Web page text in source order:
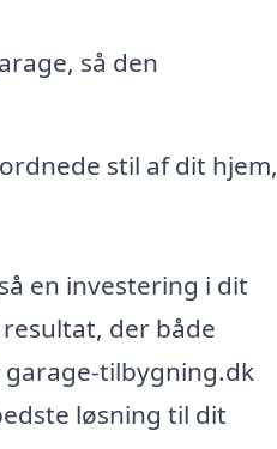
så den
stil af dit hjem,
en investering i dit
der både
tilbygning.dk
løsning til dit